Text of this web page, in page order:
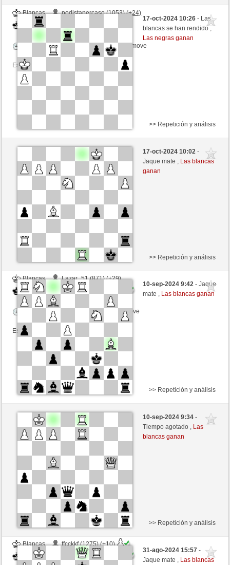
Blancas
podistapercaso (1053) (+24)
Negras
Tiempo: 15 minutes/side + 10 seconds/move
Esta partida es por puntos
17-oct-2024 10:26- Las
blancas se han rendido ,
Las negras ganan
Negras
Fonda (1257) (+9)
Agopino (1095) (-9)
Tiempo: 5 minutes/side + 8 seconds/move
>> Repetición y análisis
17-oct-2024 10:02-
Jaque mate , Las blancas
ganan
Blancas
Lazar_51 (871) (+29)
Negras
Agopino (1121) (-26)
Tiempo: 3 minutes/side + 3 seconds/move
Esta partida es por puntos
>> Repetición y análisis
10-sep-2024 9:42- Jaque
mate , Las blancas ganan
Blancas
mitolog (1244) (+11)
Negras
Agopino (1132) (-11)
Esta partida es por puntos
>> Repetición y análisis
10-sep-2024 9:34-
Tiempo agotado , Las
blancas ganan
Blancas
ffcckkf (1275) (+10)
Negras
Agopino (1142) (-10)
>> Repetición y análisis
31-ago-2024 15:57-
Jaque mate , Las blancas